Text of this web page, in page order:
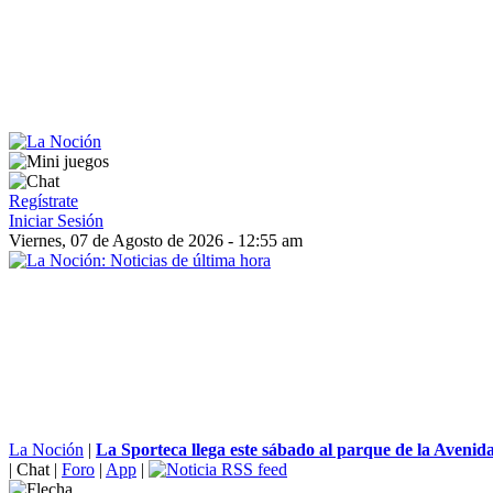
Regístrate
Iniciar Sesión
Viernes, 07 de Agosto de 2026 - 12:55 am
La Noción | La Sporteca llega este sábado al parque de la
| Chat | Foro | App |